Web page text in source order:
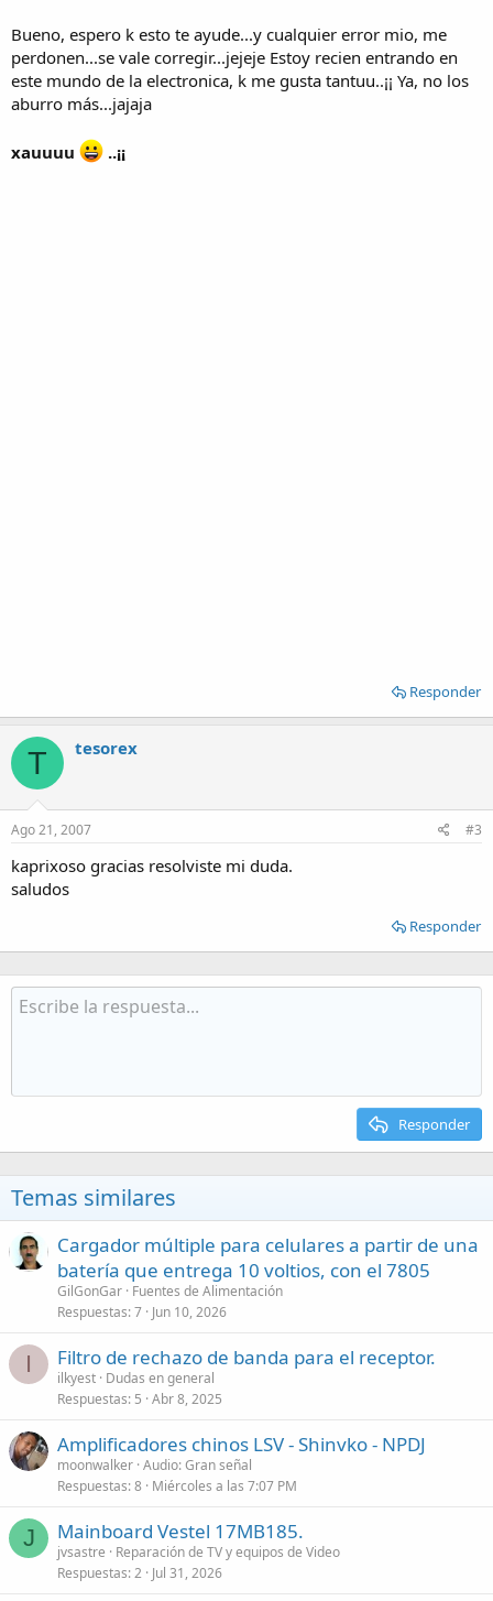
Bueno, espero k esto te ayude...y cualquier error mio, me
perdonen...se vale corregir...jejeje Estoy recien entrando en
este mundo de la electronica, k me gusta tantuu..¡¡ Ya, no los
aburro más...jajaja
xauuuu ..¡¡
Responder
T tesorex
Ago 21, 2007 #3
kaprixoso gracias resolviste mi duda.
saludos
Responder
Responder
Temas similares
Cargador múltiple para celulares a partir de una
batería que entrega 10 voltios, con el 7805
GilGonGar Fuentes de Alimentación
Respuestas 7 Jun 10, 2026
I Filtro de rechazo de banda para el receptor.
ilkyest Dudas en general
Respuestas 5 Abr 8, 2025
Amplificadores chinos LSV - Shinvko - NPDJ
moonwalker Audio: Gran señal
Respuestas 8 Miércoles a las 7:07 PM
J Mainboard Vestel 17MB185.
jvsastre
Reparación de TV y equipos de Video
Respuestas 2 Jul 31, 2026